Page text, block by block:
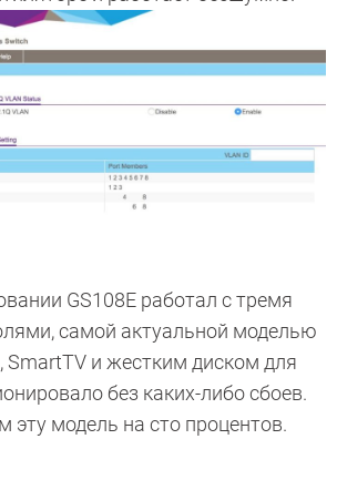
GS108E работал с тремя
самой актуальной моделью
SmartTV и жестким диском для
без каких-либо сбоев.
модель на сто процентов.